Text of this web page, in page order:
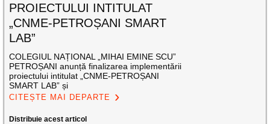
PROIECTULUI INTITULAT
„CNME-PETROȘANI SMART
LAB”
COLEGIUL NAȚIONAL „MIHAI EMINE SCU”
PETROȘANI anunță finalizarea implementării
proiectului intitulat „CNME-PETROȘANI
SMART LAB” și
CITEȘTE MAI DEPARTE
Distribuie acest articol